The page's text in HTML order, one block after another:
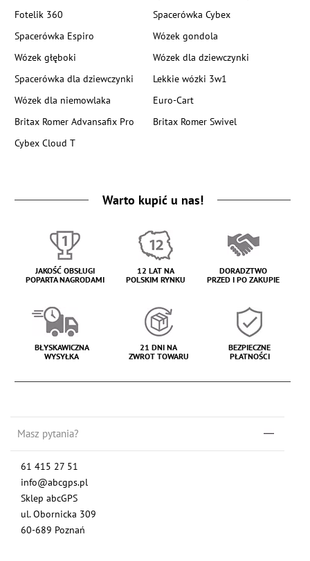
Fotelik 360
Spacerówka Cybex
Spacerówka Espiro
Wózek gondola
Wózek głęboki
Wózek dla dziewczynki
Spacerówka dla dziewczynki
Lekkie wózki 3w1
Wózek dla niemowlaka
Euro-Cart
Britax Romer Advansafix Pro
Britax Romer Swivel
Cybex Cloud T
Warto kupić u nas!
JAKOŚĆ OBSŁUGI
POPARTA NAGRODAMI
12 LAT NA
POLSKIM RYNKU
DORADZTWO
PRZED I PO ZAKUPIE
BŁYSKAWICZNA
WYSYŁKA
21 DNI NA
ZWROT TOWARU
BEZPIECZNE
PŁATNOŚCI
Masz pytania?
61 415 27 51
info@abcgps.pl
Sklep abcGPS
ul. Obornicka 309
60-689 Poznań